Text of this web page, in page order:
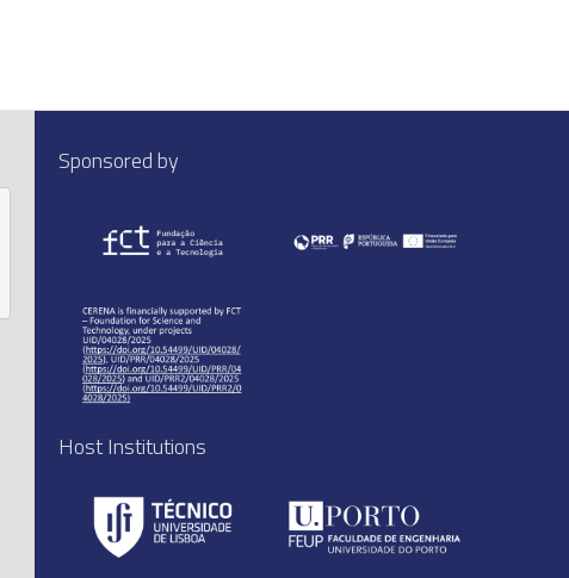
Sponsored by
Host Institutions